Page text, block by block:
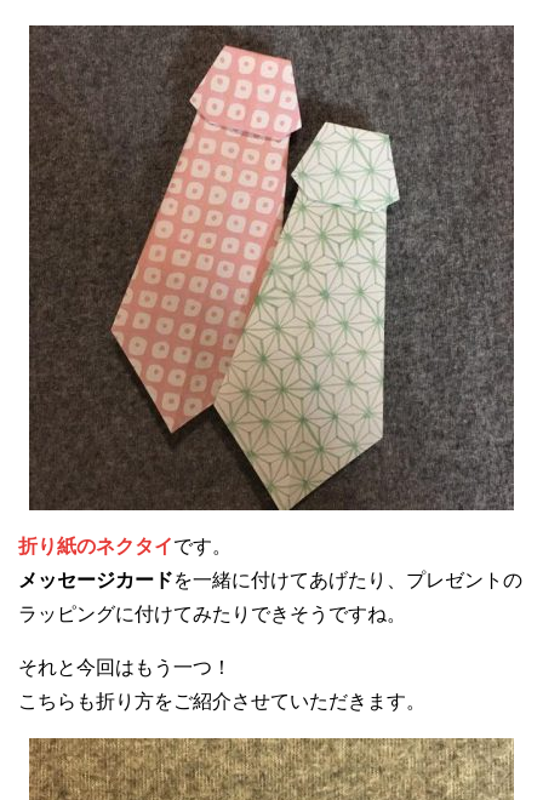
折り紙のネクタイです。
メッセージカードを一緒に付けてあげたり、プレゼントの
ラッピングに付けてみたりできそうですね。
それと今回はもう一つ！
こちらも折り方をご紹介させていただきます。